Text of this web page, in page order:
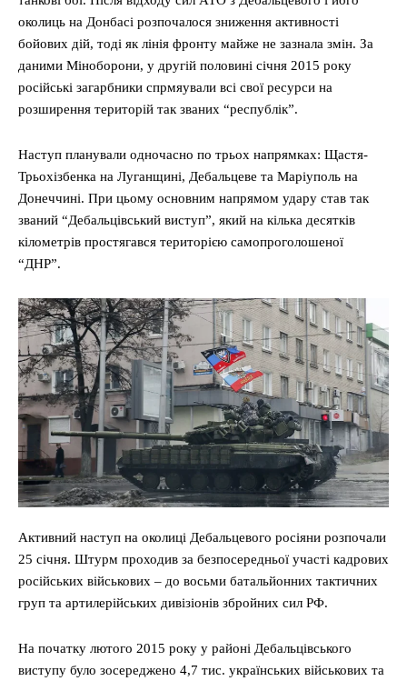
околиць на Донбасі розпочалося зниження активності
бойових дій, тоді як лінія фронту майже не зазнала змін. За
даними Міноборони, у другій половині січня 2015 року
російські загарбники спрмяували всі свої ресурси на
розширення територій так званих “республік”.
Наступ планували одночасно по трьох напрямках: Щастя-
Трьохізбенка на Луганщині, Дебальцеве та Маріуполь на
Донеччині. При цьому основним напрямом удару став так
званий “Дебальцівський виступ”, який на кілька десятків
кілометрів простягався територією самопроголошеної
“ДНР”.
Активний наступ на околиці Дебальцевого росіяни розпочали
25 січня. Штурм проходив за безпосередньої участі кадрових
російських військових – до восьми батальйонних тактичних
груп та артилерійських дивізіонів збройних сил РФ.
На початку лютого 2015 року у районі Дебальцівського
виступу було зосереджено 4,7 тис. українських військових та